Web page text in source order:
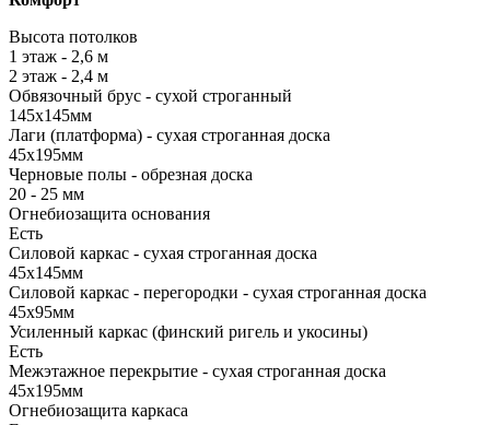
Высота потолков
1 этаж - 2,6 м
2 этаж - 2,4 м
Обвязочный брус - сухой строганный
145х145мм
Лаги (платформа) - сухая строганная доска
45х195мм
Черновые полы - обрезная доска
20 - 25 мм
Огнебиозащита основания
Есть
Силовой каркас - сухая строганная доска
45х145мм
Силовой каркас - перегородки - сухая строганная доска
45х95мм
Усиленный каркас (финский ригель и укосины)
Есть
Межэтажное перекрытие - сухая строганная доска
45х195мм
Огнебиозащита каркаса